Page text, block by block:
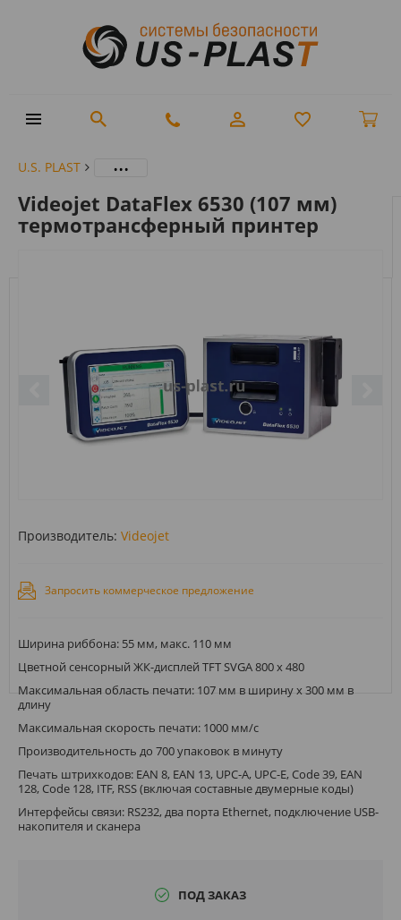
U.S. PLAST ...
Videojet DataFlex 6530 (107 мм)
термотрансферный принтер
Производитель: Videojet
Запросить коммерческое предложение
Ширина риббона: 55 мм, макс. 110 мм
Цветной сенсорный ЖК-дисплей TFT SVGA 800 x 480
Максимальная область печати: 107 мм в ширину x 300 мм в
длину
Максимальная скорость печати: 1000 мм/с
Производительность до 700 упаковок в минуту
Печать штрихкодов: EAN 8, EAN 13, UPC-A, UPC-E, Code 39, EAN
128, Code 128, ITF, RSS (включая составные двумерные коды)
Интерфейсы связи: RS232, два порта Ethernet, подключение USB-
накопителя и сканера
ПОД ЗАКАЗ